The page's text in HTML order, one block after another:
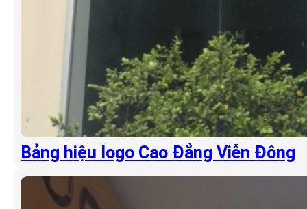
Bảng hiệu logo Cao Đẳng Viễn Đông